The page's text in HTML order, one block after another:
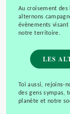
Au croisement
alternons
évènements
notre territoire.
LES
Toi aussi, rejoins-
des gens sympas,
planète et notre